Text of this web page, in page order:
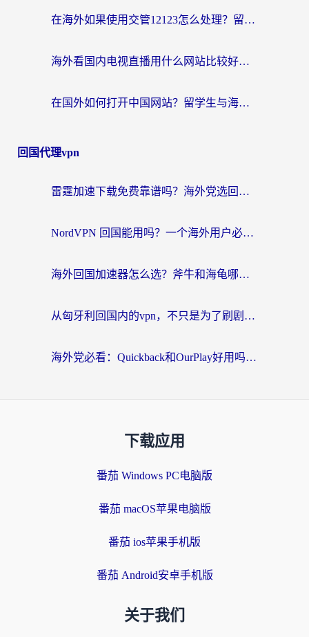
在海外如果使用交管12123怎么处理？留学生亲测有效的回国加速方案
海外看国内电视直播用什么网站比较好？一篇解决你所有追剧难题的实用指南
在国外如何打开中国网站？留学生与海外华人的无缝访问指南
回国代理vpn
雷霆加速下载免费靠谱吗？海外党选回国加速器的避坑指南（附热门工具对比）
NordVPN 回国能用吗？一个海外用户必须面对的真实困境
海外回国加速器怎么选？斧牛和海龟哪个好？一篇帮你避开坑的实用指南
从匈牙利回国内的vpn，不只是为了刷剧那么简单
海外党必看：Quickback和OurPlay好用吗？3分钟选对回国加速器，无缝刷剧玩游戏
下载应用
番茄 Windows PC电脑版
番茄 macOS苹果电脑版
番茄 ios苹果手机版
番茄 Android安卓手机版
关于我们